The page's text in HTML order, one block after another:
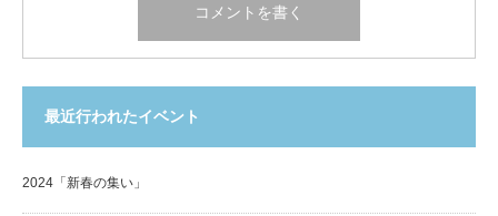
最近行われたイベント
2024「新春の集い」